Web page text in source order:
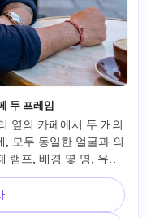
두 프레임
옆의 카페에서 두 개의
, 모두 동일한 얼굴과 의
램프, 배경 몇 명, 유리
주얼 셔츠(네이비 블루
피부 텍스처. 상단 프레
각도, 입술 근처에 커